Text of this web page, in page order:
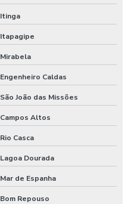
Itinga
Itapagipe
Mirabela
Engenheiro Caldas
São João das Missões
Campos Altos
Rio Casca
Lagoa Dourada
Mar de Espanha
Bom Repouso